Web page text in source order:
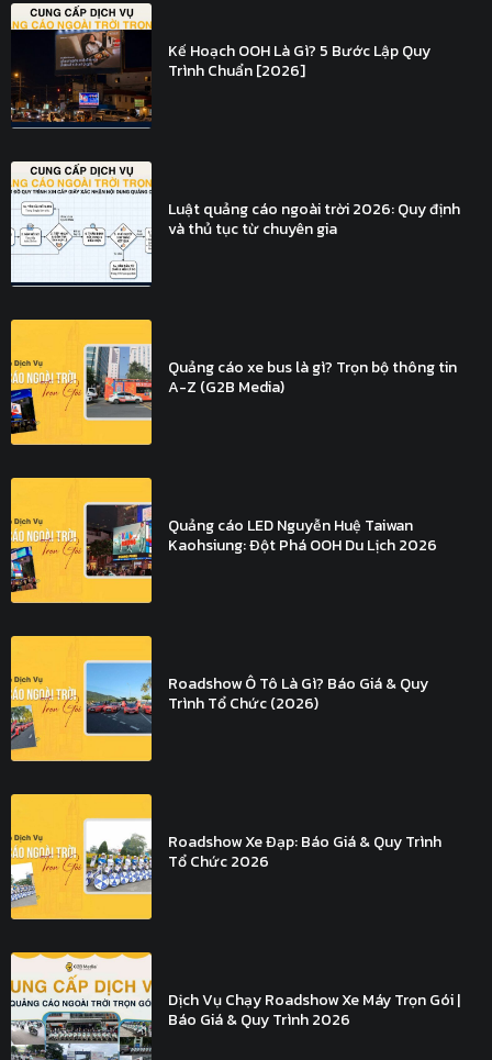
Kế Hoạch OOH Là Gì? 5 Bước Lập Quy
Trình Chuẩn [2026]
Luật quảng cáo ngoài trời 2026: Quy định
và thủ tục từ chuyên gia
Quảng cáo xe bus là gì? Trọn bộ thông tin
A-Z (G2B Media)
Quảng cáo LED Nguyễn Huệ Taiwan
Kaohsiung: Đột Phá OOH Du Lịch 2026
Roadshow Ô Tô Là Gì? Báo Giá & Quy
Trình Tổ Chức (2026)
Roadshow Xe Đạp: Báo Giá & Quy Trình
Tổ Chức 2026
Dịch Vụ Chạy Roadshow Xe Máy Trọn Gói |
Báo Giá & Quy Trình 2026